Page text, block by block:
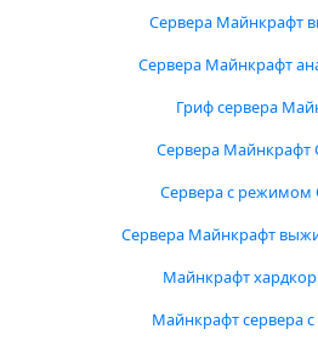
Сервера Майнкрафт
Сервера Майнкрафт
Гриф сервера
Сервера Майнкрафт
Сервера с режимом
Сервера Майнкрафт
Майнкрафт
Майнкрафт сервера